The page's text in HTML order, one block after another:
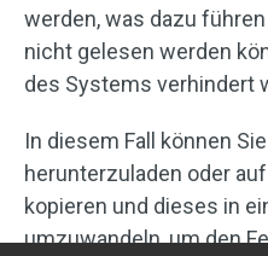
werden, was dazu
nicht gelesen werden
des Systems verhindert
In diesem Fall können
herunterzuladen oder
kopieren und dieses in
umzuwandeln, um den